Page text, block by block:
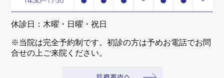
休診日：木曜・日曜・祝日
※当院は完全予約制です。初診の方は予めお電話でお問
合せの上ご来院ください。